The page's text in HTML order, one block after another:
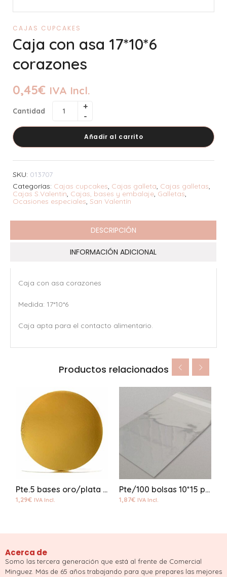
CAJAS CUPCAKES
Caja con asa 17*10*6
corazones
0,45€ IVA Incl.
Cantidad
Añadir al carrito
SKU: 013707
Categorías: Cajas cupcakes, Cajas galleta, Cajas galletas,
Cajas S.Valentin, Cajas, bases y embalaje, Galletas,
Ocasiones especiales, San Valentí­n
DESCRIPCIÓN
INFORMACIÓN ADICIONAL
Caja con asa corazones
Medida: 17*10*6
Caja apta para el contacto alimentario.
Productos relacionados
Pte.5 bases oro/plata 20cms
1,29€ IVA Incl.
Pte/100 bolsas 10*15 polipropileno
1,87€ IVA Incl.
Acerca de
Somo las tercera generación que está al frente de Comercial
Minguez. Más de 65 años trabajando para que prepares las mejores